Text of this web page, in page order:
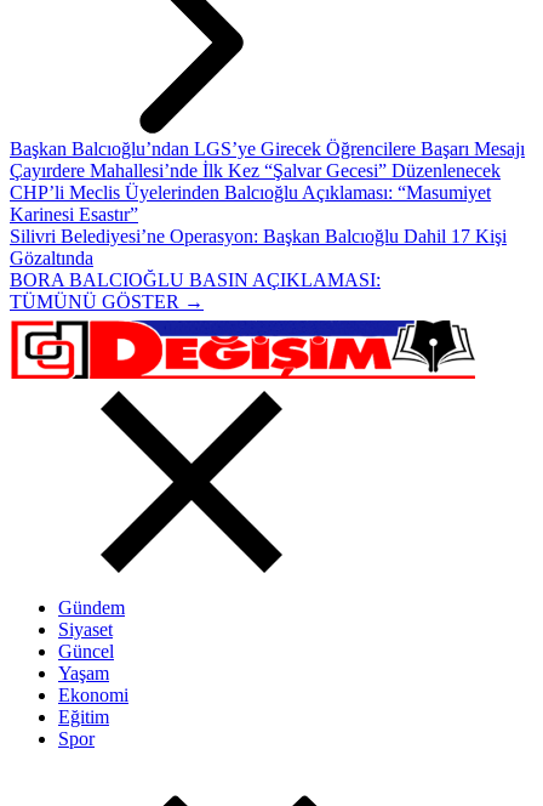
Başkan Balcıoğlu’ndan LGS’ye Girecek Öğrencilere Başarı Mesajı
Çayırdere Mahallesi’nde İlk Kez “Şalvar Gecesi” Düzenlenecek
CHP’li Meclis Üyelerinden Balcıoğlu Açıklaması: “Masumiyet
Karinesi Esastır”
Silivri Belediyesi’ne Operasyon: Başkan Balcıoğlu Dahil 17 Kişi
Gözaltında
BORA BALCIOĞLU BASIN AÇIKLAMASI:
TÜMÜNÜ GÖSTER →
Gündem
Siyaset
Güncel
Yaşam
Ekonomi
Eğitim
Spor